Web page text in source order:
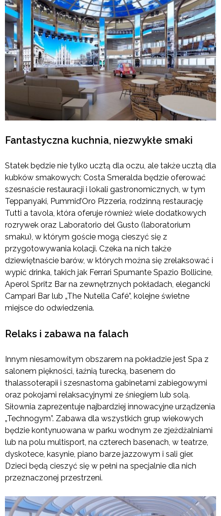
Fantastyczna kuchnia, niezwykłe smaki
Statek będzie nie tylko ucztą dla oczu, ale także ucztą dla
kubków smakowych: Costa Smeralda będzie oferować
szesnaście restauracji i lokali gastronomicznych, w tym
Teppanyaki, Pummid’Oro Pizzeria, rodzinną restaurację
Tutti a tavola, która oferuje również wiele dodatkowych
rozrywek oraz Laboratorio del Gusto (laboratorium
smaku), w którym goście mogą cieszyć się z
przygotowywania kolacji. Czeka na nich także
dziewiętnaście barów, w których można się zrelaksować i
wypić drinka, takich jak Ferrari Spumante Spazio Bollicine,
Aperol Spritz Bar na zewnętrznych pokładach, elegancki
Campari Bar lub „The Nutella Café”, kolejne świetne
miejsce do odwiedzenia.
Relaks i zabawa na falach
Innym niesamowitym obszarem na pokładzie jest Spa z
salonem piękności, łaźnią turecką, basenem do
thalassoterapii i szesnastoma gabinetami zabiegowymi
oraz pokojami relaksacyjnymi ze śniegiem lub solą.
Siłownia zaprezentuje najbardziej innowacyjne urządzenia
„Technogym”. Zabawa dla wszystkich grup wiekowych
będzie kontynuowana w parku wodnym ze zjeżdżalniami
lub na polu multisport, na czterech basenach, w teatrze,
dyskotece, kasynie, piano barze jazzowym i sali gier.
Dzieci będą cieszyć się w pełni na specjalnie dla nich
przeznaczonej przestrzeni.